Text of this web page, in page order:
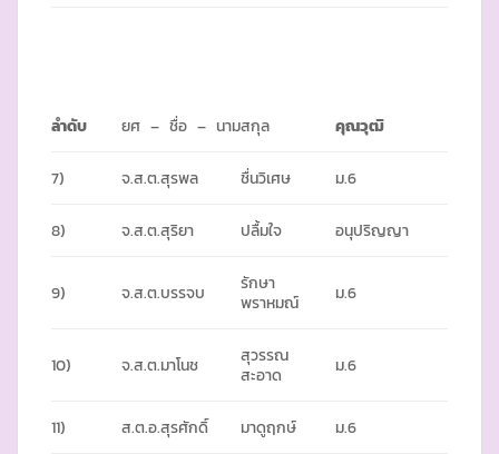
ลำดับ ยศ – ชื่อ – นามสกุล คุณวุฒิ
7) จ.ส.ต.สุรพล ชื่นวิเศษ ม.6
8) จ.ส.ต.สุริยา ปลื้มใจ อนุปริญญา
9) จ.ส.ต.บรรจบ
รักษา
พราหมณ์
ม.6
10) จ.ส.ต.มาโนช
สุวรรณ
สะอาด
ม.6
11) ส.ต.อ.สุรศักดิ์ มาดูฤกษ์ ม.6